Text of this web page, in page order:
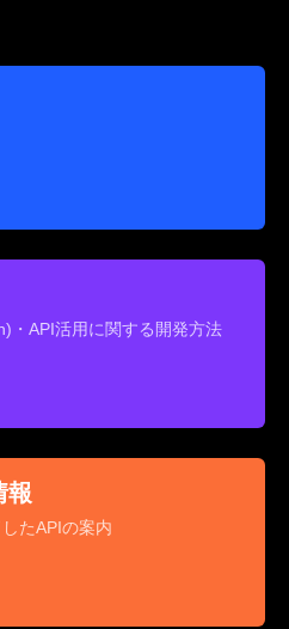
・API活用に関する開発方法
報
たAPIの案内